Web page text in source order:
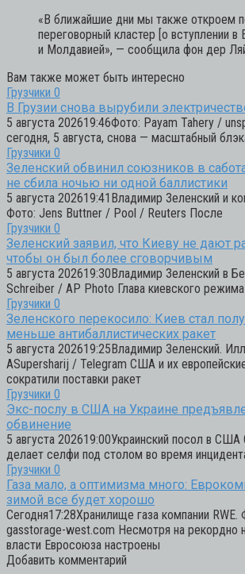
«В ближайшие дни мы также откроем
переговорный кластер [о вступлении в
и Молдавией», — сообщила фон дер
Вам также может быть интересно
Грузчики 0
В Грузии снова вырубили
5 августа 202619:46Фото: Payam Tahery /
сегодня, 5 августа, снова — масштабный
Грузчики 0
Зеленский обвинил союзников в
не сбила ночью ни одной баллистики
5 августа 202619:41Владимир Зеленский и
Фото: Jens Buttner / Pool / Reuters После
Грузчики 0
Зеленский заявил, что Киеву не дают
чтобы он был более сговорчивым
5 августа 202619:30Владимир Зеленский в
Schreiber / AP Photo Глава киевского
Грузчики 0
Зеленского перекосило: Киев стал
меньше антибаллистических ракет
5 августа 202619:25Владимир Зеленский.
ASupersharij / Telegram США и их
сократили поставки ракет
Грузчики 0
Экс-послу в США на Украине
обвинение
5 августа 202619:00Украинский посол в США
делает селфи под столом во время
Грузчики 0
Газа мало, а оптимизма много:
зимой все будет хорошо
Сегодня17:28Хранилище газа компании RWE.
gasstorage-west.com Несмотря на рекордно
власти Евросоюза настроены
Добавить комментарий